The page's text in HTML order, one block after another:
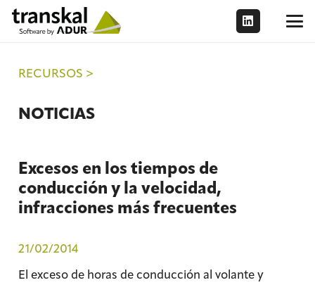
RECURSOS >
NOTICIAS
Excesos en los tiempos de
conducción y la velocidad,
infracciones más frecuentes
21/02/2014
El exceso de horas de conducción al volante y